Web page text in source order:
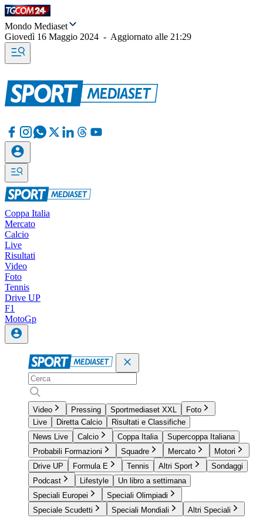
Mondo Mediaset
Giovedì 16 Maggio 2024 - Aggiornato alle 21:29
Coppa Italia
Mercato
Calcio
Live
Risultati
Video
Foto
Tennis
Drive UP
F1
MotoGp
Video Pressing Sportmediaset XXL
Foto
Live
Diretta Calcio
Risultati e Classifiche
News Live
Calcio Coppa Italia
Supercoppa Italiana
Probabili Formazioni
Squadre Mercato
Motori
Drive UP
Formula E Tennis Altri Sport
Sondaggi
Podcast
Lifestyle
Un libro a settimana
Speciali Europei
Speciali Olimpiadi
Speciale Scudetti
Speciali Mondiali Altri Speciali